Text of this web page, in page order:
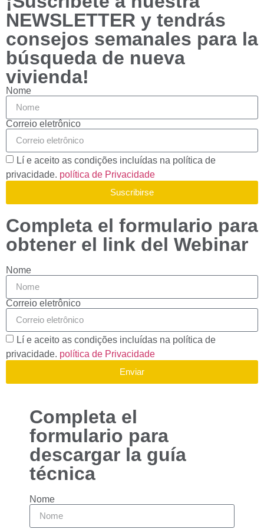
recursos
desaparecerão
do site.
Marketing
Ao compartilhar
seus interesses
e
comportamento
ao visitar nosso
site, você
aumenta suas
chances de ver
conteúdo e
NEWSLETTER y tendrás
consejos semanales para la
búsqueda de nueva
vivienda!
Nome
Correio eletrônico
Lí e aceito as condições incluídas na política de
privacidade. política de Privacidade
Suscribirse
Completa el formulario para
obtener el link del Webinar
Nome
Correio eletrônico
Lí e aceito as condições incluídas na política de
privacidade. política de Privacidade
Enviar
Completa el
formulario para
descargar la guía
técnica
Nome